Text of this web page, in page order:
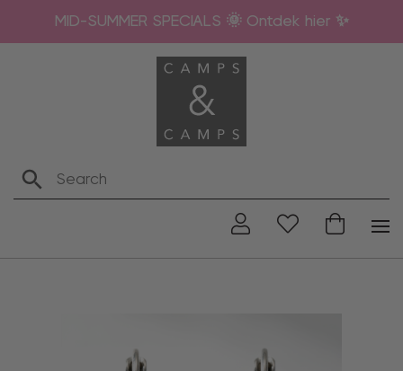
MID-SUMMER SPECIALS 🌞 Ontdek hier ✨